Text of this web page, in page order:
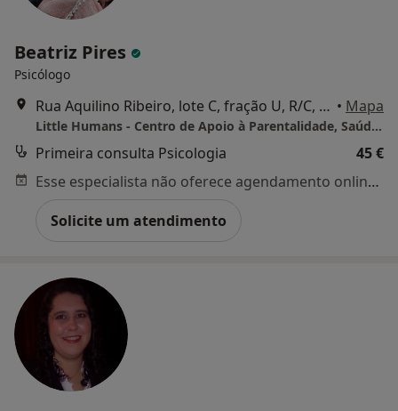
Beatriz Pires
Psicólogo
Rua Aquilino Ribeiro, lote C, fração U, R/C, Coimbra • Mapa
Little Humans - Centro de Apoio à Parentalidade, Saúde Materno-Infantil e Baby SPA
Primeira consulta Psicologia
45 €
Esse especialista não oferece agendamento online para esse endereço.
Solicite um atendimento